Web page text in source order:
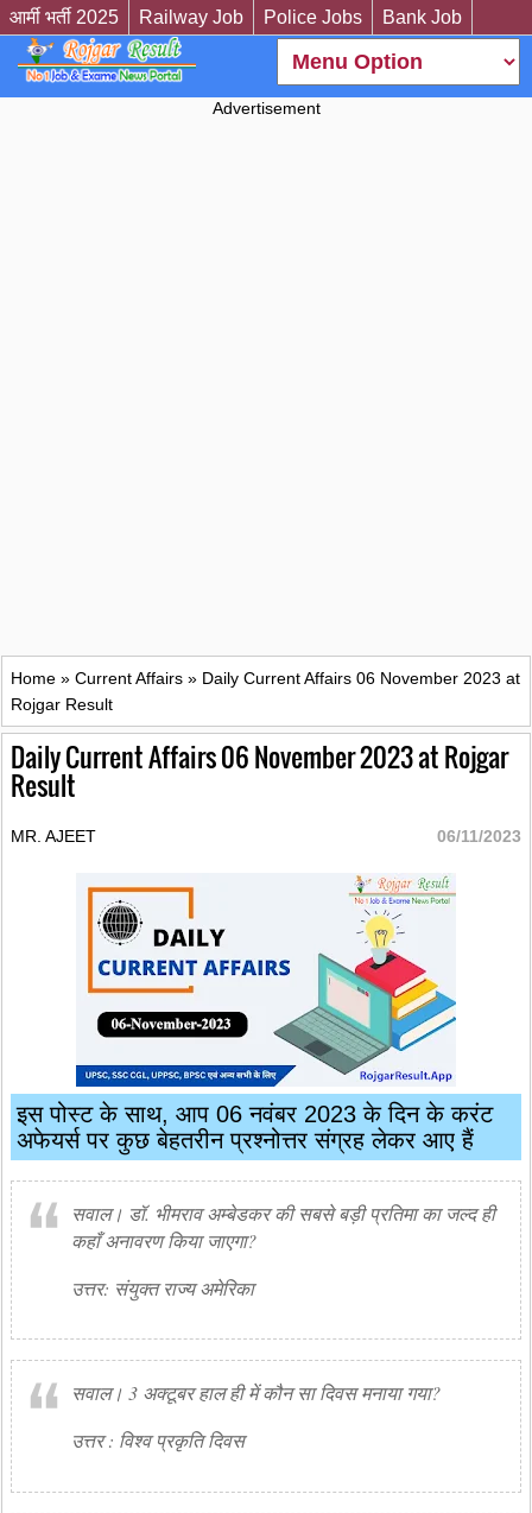
आर्मी भर्ती 2025 Railway Job Police Jobs Bank Job
Advertisement
Home » Current Affairs » Daily Current Affairs 06 November 2023 at
Rojgar Result
Daily Current Affairs 06 November 2023 at Rojgar
Result
MR. AJEET 06/11/2023
इस पोस्ट के साथ, आप 06 नवंबर 2023 के दिन के करंट
अफेयर्स पर कुछ बेहतरीन प्रश्नोत्तर संग्रह लेकर आए हैं
सवाल। डॉ. भीमराव अम्बेडकर की सबसे बड़ी प्रतिमा का जल्द ही
कहाँ अनावरण किया जाएगा?
उत्तर: संयुक्त राज्य अमेरिका
सवाल। 3 अक्टूबर हाल ही में कौन सा दिवस मनाया गया?
उत्तर : विश्व प्रकृति दिवस